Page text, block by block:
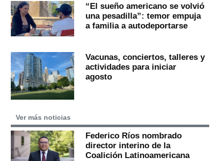
“El sueño americano se volvió
una pesadilla”: temor empuja
a familia a autodeportarse
Vacunas, conciertos, talleres y
actividades para iniciar
agosto
Ver más noticias
Federico Ríos nombrado
director interino de la
Coalición Latinoamericana